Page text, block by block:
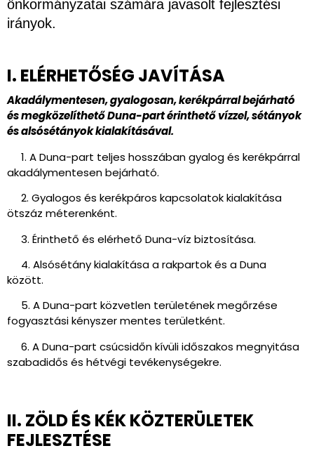
önkormányzatai számára javasolt fejlesztési
irányok.
I. ELÉRHETŐSÉG JAVÍTÁSA
Akadálymentesen, gyalogosan, kerékpárral bejárható
és megközelíthető Duna-part érinthető vízzel, sétányok
és alsósétányok kialakításával.
1. A Duna-part teljes hosszában gyalog és kerékpárral
akadálymentesen bejárható.
2. Gyalogos és kerékpáros kapcsolatok kialakítása
ötszáz méterenként.
3. Érinthető és elérhető Duna-víz biztosítása.
4. Alsósétány kialakítása a rakpartok és a Duna
között.
5. A Duna-part közvetlen területének megőrzése
fogyasztási kényszer mentes területként.
6. A Duna-part csúcsidőn kívüli időszakos megnyitása
szabadidős és hétvégi tevékenységekre.
II. ZÖLD ÉS KÉK KÖZTERÜLETEK
FEJLESZTÉSE